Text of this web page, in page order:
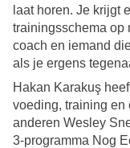
laat horen. Je krijgt
trainingsschema op
coach en iemand
als je ergens
Hakan Karakuş
voeding, training
anderen Wesley
3-programma Nog